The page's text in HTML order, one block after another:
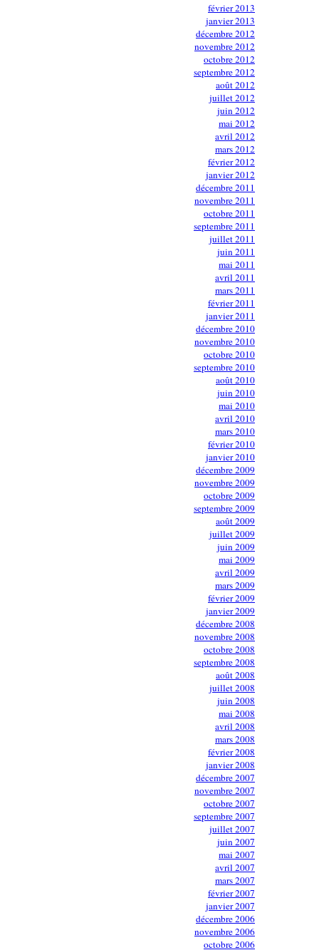
février 2013
janvier 2013
décembre 2012
novembre 2012
octobre 2012
septembre 2012
août 2012
juillet 2012
juin 2012
mai 2012
avril 2012
mars 2012
février 2012
janvier 2012
décembre 2011
novembre 2011
octobre 2011
septembre 2011
juillet 2011
juin 2011
mai 2011
avril 2011
mars 2011
février 2011
janvier 2011
décembre 2010
novembre 2010
octobre 2010
septembre 2010
août 2010
juin 2010
mai 2010
avril 2010
mars 2010
février 2010
janvier 2010
décembre 2009
novembre 2009
octobre 2009
septembre 2009
août 2009
juillet 2009
juin 2009
mai 2009
avril 2009
mars 2009
février 2009
janvier 2009
décembre 2008
novembre 2008
octobre 2008
septembre 2008
août 2008
juillet 2008
juin 2008
mai 2008
avril 2008
mars 2008
février 2008
janvier 2008
décembre 2007
novembre 2007
octobre 2007
septembre 2007
juillet 2007
juin 2007
mai 2007
avril 2007
mars 2007
février 2007
janvier 2007
décembre 2006
novembre 2006
octobre 2006